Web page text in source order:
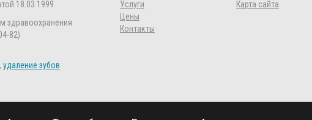
18.03.1999
здравоохранения
82)
, удаление зубов
Услуги
Цены
Контакты
Карта сайта